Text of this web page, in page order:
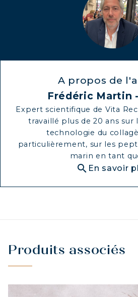
A propos de
Frédéric Martin
Expert scientifique de Vita
travaillé plus de 20 ans sur
technologie du
particulièrement, sur les
marin en tant
search En savoir
Produits associés